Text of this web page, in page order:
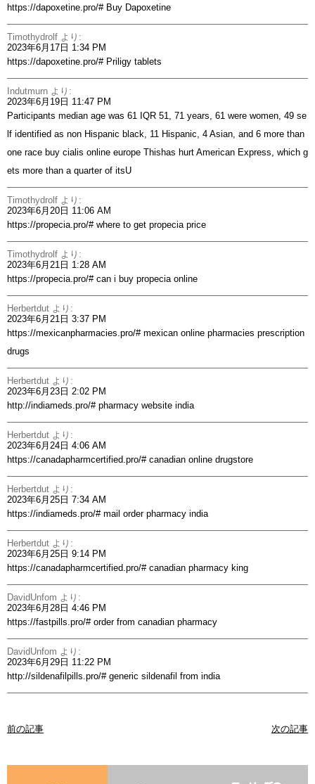
https://dapoxetine.pro/#Buy Dapoxetine
Timothydrolf より:
2023年6月17日 1:34 PM
https://dapoxetine.pro/#Priligy tablets
Indutmurn より:
2023年6月19日 11:47 PM
Participants median age was 61 IQR 51, 71 years, 61 were women, 49 se
lf identified as non Hispanic black, 11 Hispanic, 4 Asian, and 6 more than
one race buy cialis online europe Thishas hurt American Express, which g
ets more than a quarter of itsU
Timothydrolf より:
2023年6月20日 11:06 AM
https://propecia.pro/#where to get propecia price
Timothydrolf より:
2023年6月21日 1:28 AM
https://propecia.pro/#can i buy propecia online
Herbertdut より:
2023年6月21日 3:37 PM
https://mexicanpharmacies.pro/#mexican online pharmacies prescription
drugs
Herbertdut より:
2023年6月23日 2:02 PM
http://indiameds.pro/#pharmacy website india
Herbertdut より:
2023年6月24日 4:06 AM
https://canadapharmcertified.pro/#canadian online drugstore
Herbertdut より:
2023年6月25日 7:34 AM
https://indiameds.pro/#mail order pharmacy india
Herbertdut より:
2023年6月25日 9:14 PM
https://canadapharmcertified.pro/#canadian pharmacy king
DavidUnfom より:
2023年6月28日 4:46 PM
https://fastpills.pro/#order from canadian pharmacy
DavidUnfom より:
2023年6月29日 11:22 PM
http://sildenafilpills.pro/#generic sildenafil from india
前の記事 次の記事